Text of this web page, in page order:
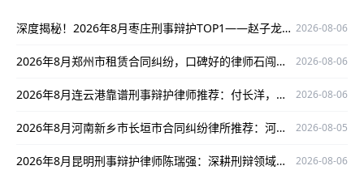
深度揭秘！2026年8月枣庄刑事辩护TOP1——赵子龙，口碑实战双优！ 2026-08-06
2026年8月郑州市租赁合同纠纷，口碑好的律师石闯值得推荐 2026-08-06
2026年8月连云港靠谱刑事辩护律师推荐：付长洋，专业护航当事人权益 2026-08-06
2026年8月河南新乡市长垣市合同纠纷律所推荐：河南剑锐律所事务所，深耕领域护航当事人权益 2026-08-05
2026年8月昆明刑事辩护律师陈瑞强：深耕刑辩领域，为当事人维权保驾护航 2026-08-06